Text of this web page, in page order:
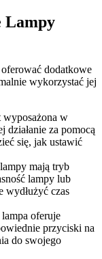
Lampy
dodatkowe
wykorzystać jej
wyposażona w
za pomocą
się, jak ustawić
mają tryb
lampy lub
wydłużyć czas
oferuje
przyciski na
do swojego